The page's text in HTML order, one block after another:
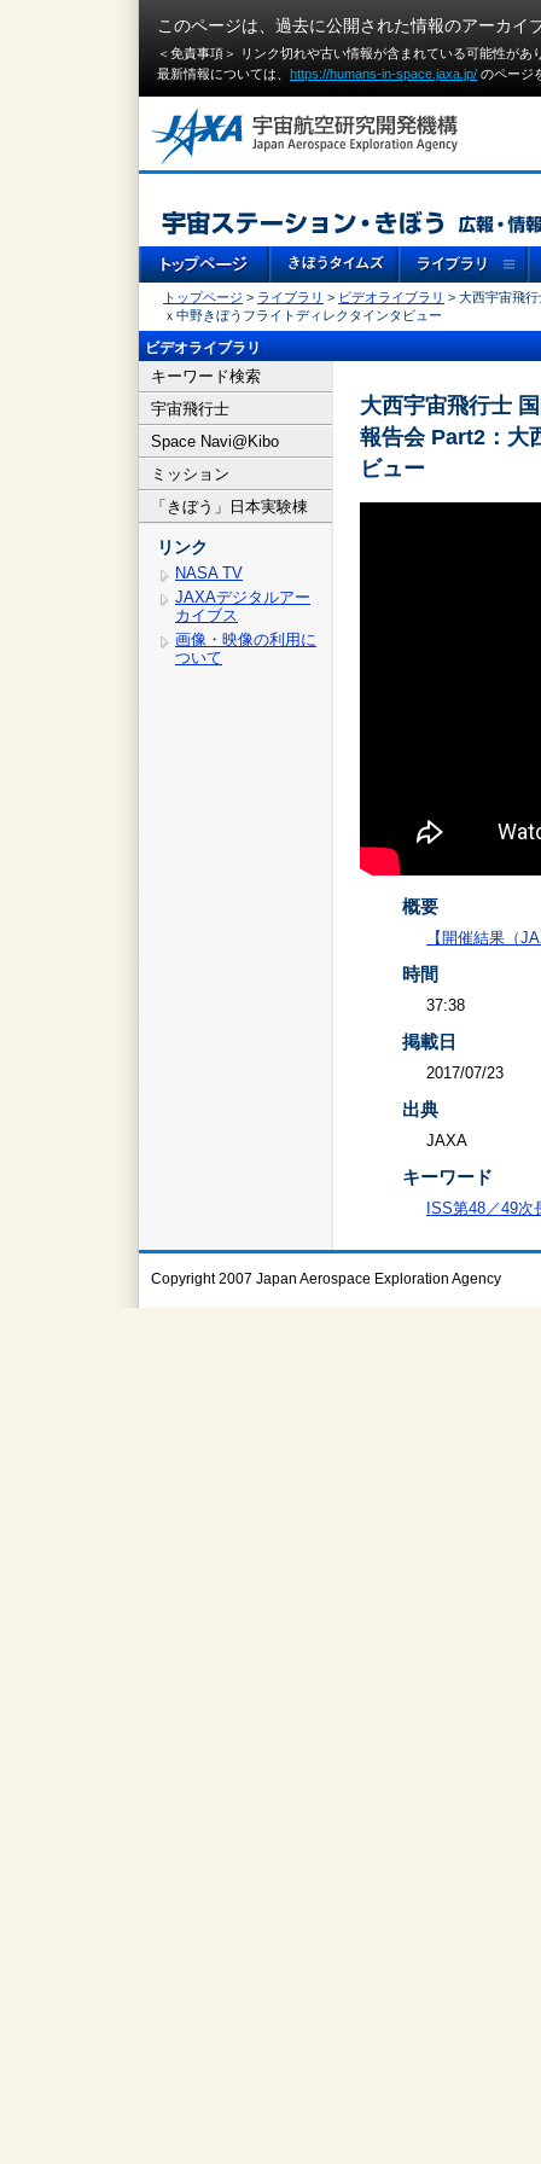
このページは、過去に公開された情報のアーカイ
＜免責事項＞ リンク切れや古い情報が含まれている可能性が
最新情報については、 https://humans-in-space.jaxa.jp/ のページ
トップページ > ライブラリ > ビデオライブラリ > 大西宇宙飛
ｘ中野きぼうフライトディレクタインタビュー
ビデオライブラリ
キーワード検索
宇宙飛行士
Space Navi@Kibo
ミッション
「きぼう」日本実験棟
リンク
NASA TV
JAXAデジタルアー
カイブス
画像・映像の利用に
ついて
大西宇宙飛行士
報告会 Part2：大
ビュー
概要
【開催結果（
時間
37:38
掲載日
2017/07/23
出典
JAXA
キーワード
ISS第48／49次
Copyright 2007 Japan Aerospace Exploration Agency